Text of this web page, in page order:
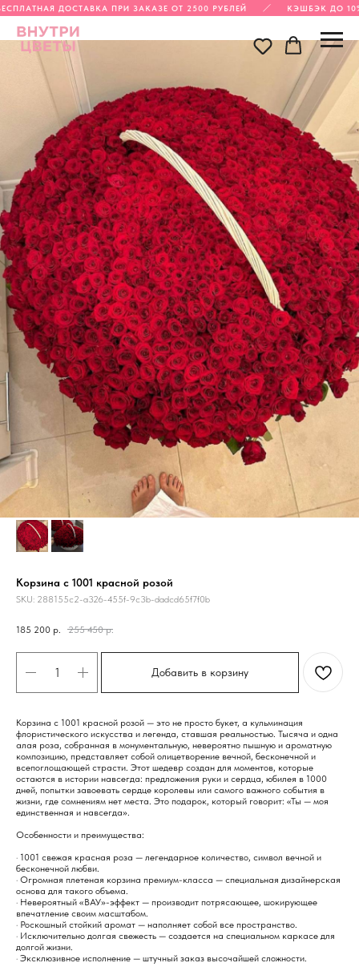
ДОСТАВКА ПРИ ЗАКАЗЕ ОТ 2500 РУБЛЕЙ КЭШБЭК ДО 10%
Корзина с 1001 красной розой
SKU: 288155c2-a326-455f-9c3b-dadcd65f7f0b
185 200 р. 255 450 р.
Добавить в корзину
Корзина с 1001 красной розой — это не просто букет, а кульминация
флористического искусства и легенда, ставшая реальностью. Тысяча и одна
алая роза, собранная в монументальную, невероятно пышную и ароматную
композицию, представляет собой олицетворение вечной, бесконечной и
всепоглощающей страсти. Этот шедевр создан для моментов, которые
остаются в истории навсегда: предложения руки и сердца, юбилея в 1000
дней, попытки завоевать сердце королевы или самого важного события в
жизни, где сомнениям нет места. Это подарок, который говорит: «Ты — моя
единственная и навсегда».
Особенности и преимущества:
· 1001 свежая красная роза — легендарное количество, символ вечной и
бесконечной любви.
· Огромная плетеная корзина премиум-класса — специальная дизайнерская
основа для такого объема.
· Невероятный «ВАУ»-эффект — производит потрясающее, шокирующее
впечатление своим масштабом.
· Роскошный стойкий аромат — наполняет собой все пространство.
· Исключительно долгая свежесть — создается на специальном каркасе для
долгой жизни.
· Эксклюзивное исполнение — штучный заказ высочайшей сложности.